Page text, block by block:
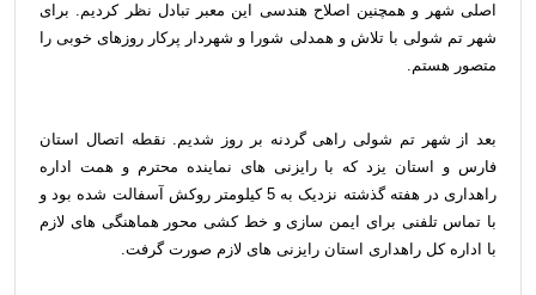
اصلی شهر و همچنین اصلاح هندسی این معبر تبادل نظر کردیم. برای
شهر تم شولی با تلاش و همدلی شورا و شهردار پرکار روزهای خوبی را
متصور هستم.
بعد از شهر تم شولی راهی گردنه بر روز شدیم. نقطه اتصال استان
فارس و استان یزد که با رایزنی های نماینده محترم و همت اداره
راهداری در هفته گذشته نزدیک به 5 کیلومتر روکش آسفالت شده بود و
با تماس تلفنی برای ایمن سازی و خط کشی محور هماهنگی های لازم
با اداره کل راهداری استان رایزنی های لازم صورت گرفت.